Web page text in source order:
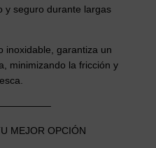
y seguro durante largas
inoxidable, garantiza un
minimizando la fricción y
MEJOR OPCIÓN